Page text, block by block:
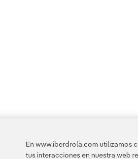
En www.iberdrola.com utilizamos
tus interacciones en nuestra web